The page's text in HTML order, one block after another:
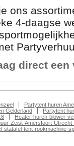
ons
4-daagse
direct
Partytent huren
Gelderland
Partytent
Heater-huren-blower-
Zeist-Amersfoort-
statafel-tent-